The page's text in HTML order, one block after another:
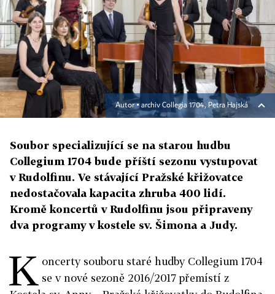
Autor ▪archiv Collegia 1704, Petra Hajská
Soubor specializující se na starou hudbu
Collegium 1704 bude příští sezonu vystupovat
v Rudolfinu. Ve stávající Pražské křižovatce
nedostačovala kapacita zhruba 400 lidí.
Kromě koncertů v Rudolfinu jsou připraveny
dva programy v kostele sv. Šimona a Judy.
K oncerty souboru staré hudby Collegium 1704
se v nové sezoně 2016/2017 přemístí z